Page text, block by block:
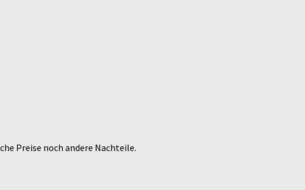
Preise noch andere Nachteile.